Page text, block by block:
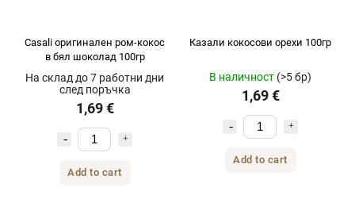
Casali оригинален ром-кокос
в бял шоколад 100гр
На склад до 7 работни дни
след поръчка
1,69 €
Add to cart
Казали кокосови орехи 100гр
В наличност (>5 бр)
1,69 €
Add to cart